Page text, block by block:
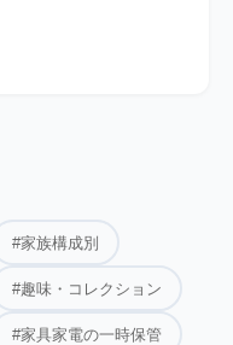
#家族構成別
#趣味・コレクション
#家具家電の一時保管